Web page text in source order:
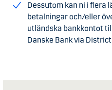
Dessutom kan ni i flera
betalningar och/eller
utländska bankkontot
Danske Bank via